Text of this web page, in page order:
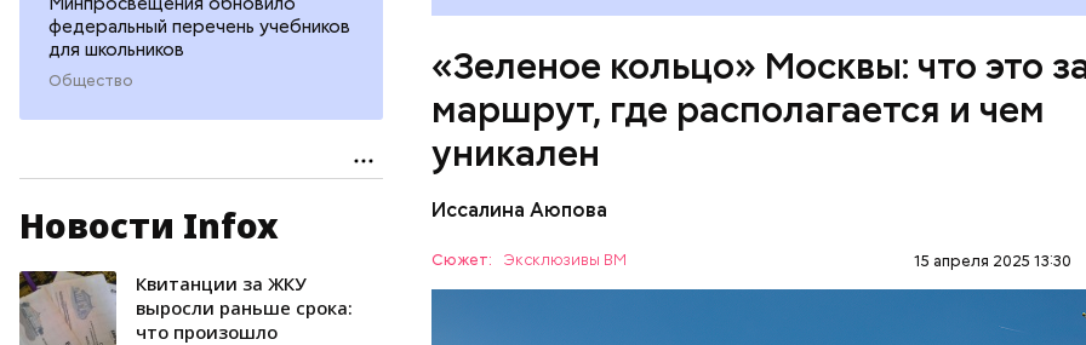
федеральный перечень учебников
для школьников
Общество
Новости Infox
Квитанции за ЖКУ
выросли раньше срока:
что произошло
«Зеленое кольцо» Москвы: что это
маршрут, где располагается и чем
уникален
Иссалина Аюпова
Сюжет: Эксклюзивы ВМ 15 апреля 2025 13:30
Как рассказали «ВМ» в пресс-службе ЦОДД, веломаршрут
кольцо» соединит зеленые зоны, метро, МЦД и МЦК по всей
Протяженность такого маршрута составит 120 километров:
СПОРТ ОТДЫХ ВЕЛОСИПЕДЫ САМОКАТЫ